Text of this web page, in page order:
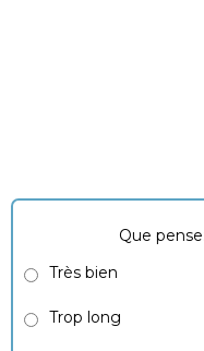
Que
Très bien
Trop long